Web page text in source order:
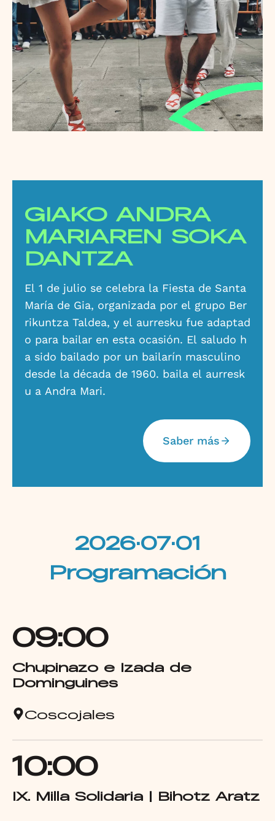
GIAKO ANDRA
MARIAREN SOKA
DANTZA
El 1 de julio se celebra la Fiesta de Santa
María de Gia, organizada por el grupo Ber
rikuntza Taldea, y el aurresku fue adaptad
o para bailar en esta ocasión. El saludo h
a sido bailado por un bailarín masculino
desde la década de 1960. baila el aurresk
u a Andra Mari.
Saber más
2026·07·01
Programación
09:00
Chupinazo e Izada de
Dominguines
Coscojales
10:00
IX. Milla Solidaria | Bihotz Aratz